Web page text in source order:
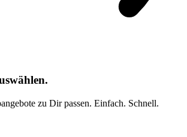
zu Dir passen. Einfach. Schnell.